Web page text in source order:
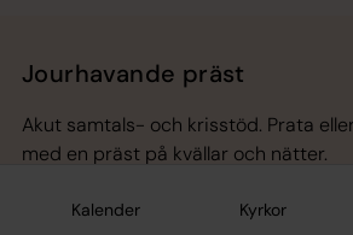
Kalender Kyrkor
Jourhavande präst
Akut samtals- och krisstöd. Prata
med en präst på kvällar och nätter.
Chatt